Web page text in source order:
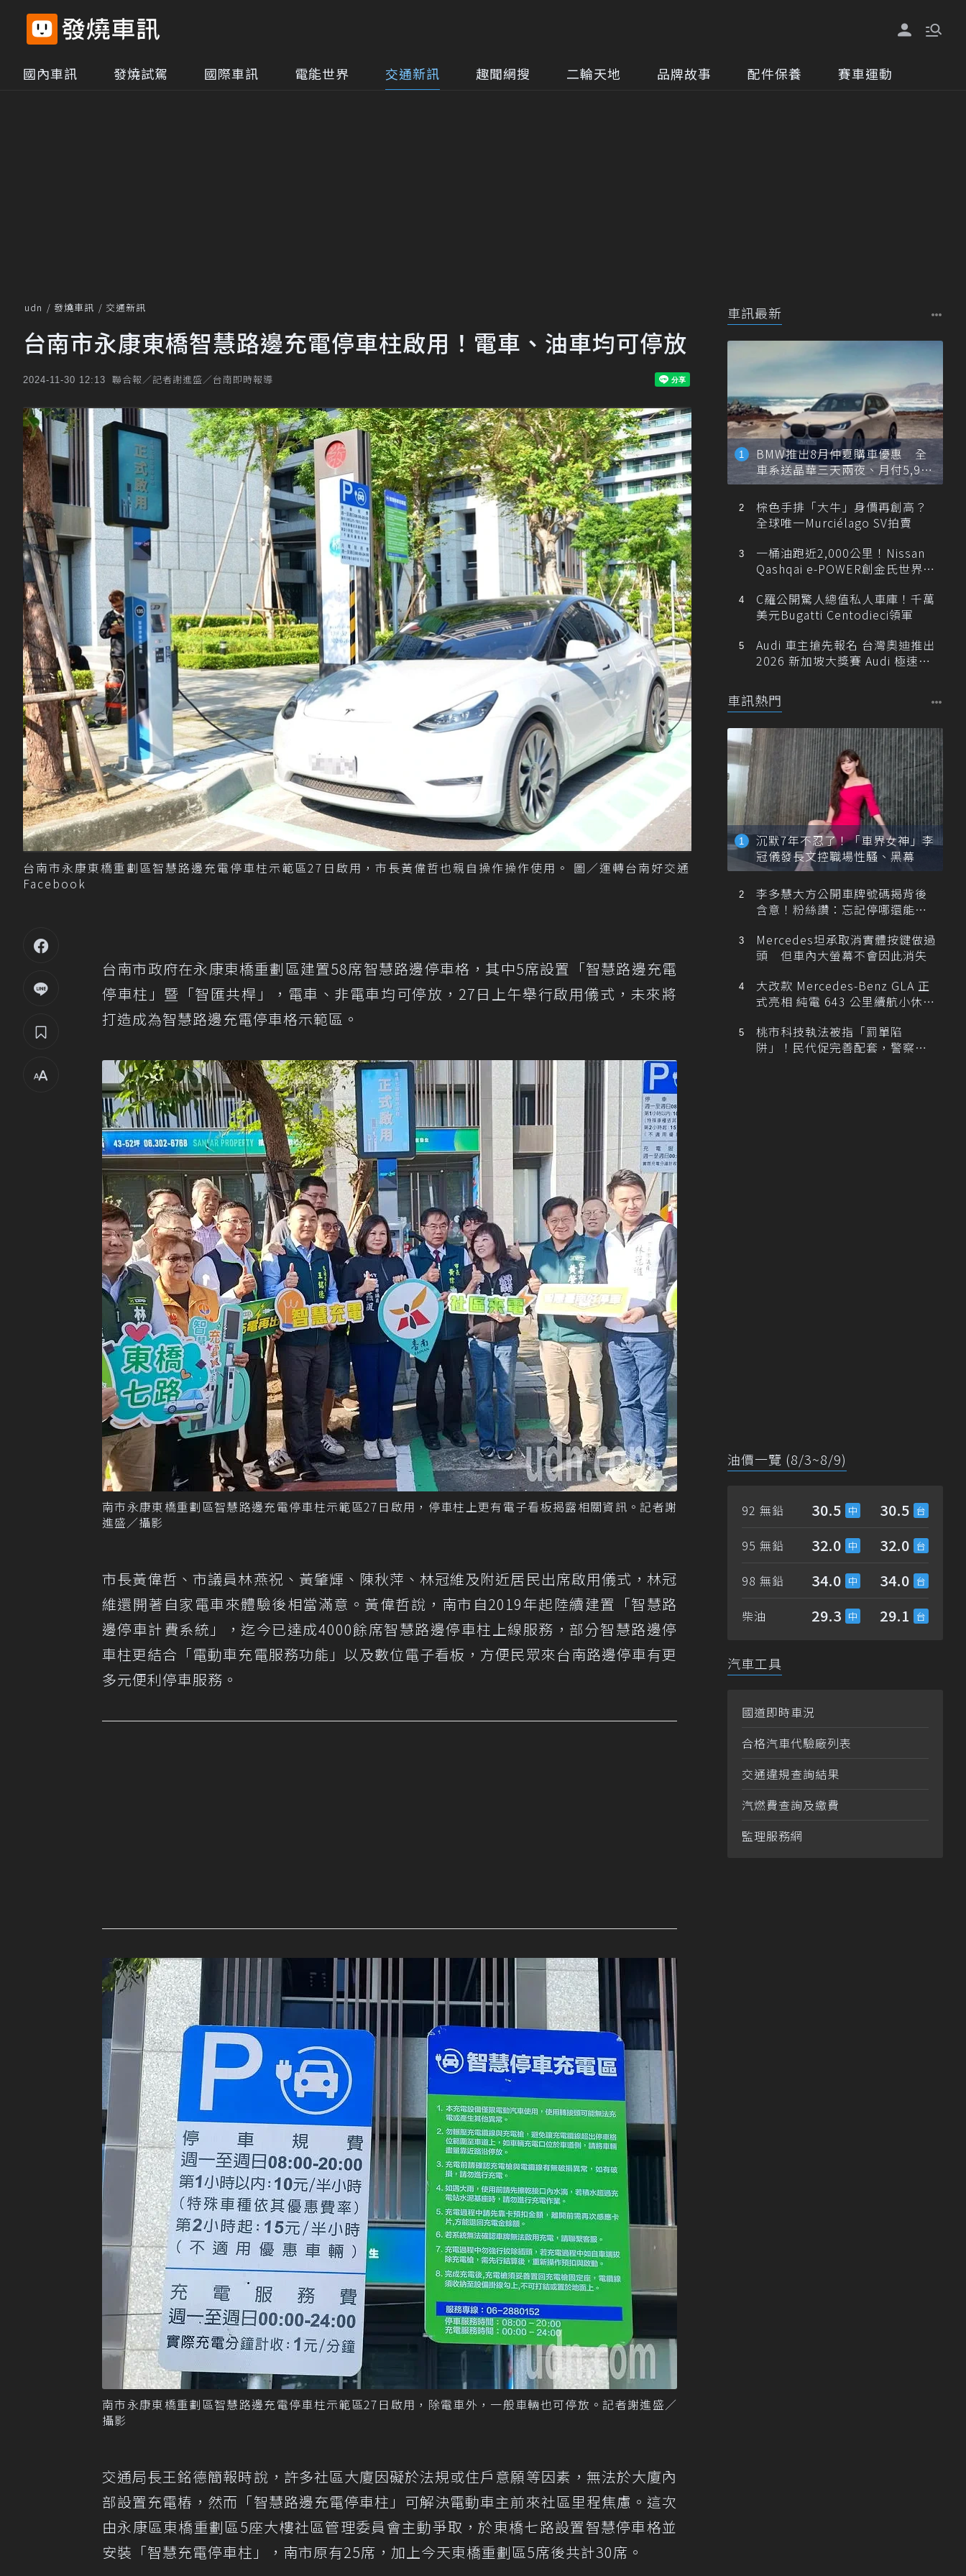
國內車訊 發燒試駕 國際車訊 電能世界 交通新訊 趣聞網搜 二輪天地 品牌故事 配件保養 賽車運動
udn 發燒車訊 交通新訊
台南市永康東橋智慧路邊充電停車柱啟用！電車、油車均可停放
2024-11-30 12:13 聯合報／記者謝進盛／台南即時報導
台南市永康東橋重劃區智慧路邊充電停車柱示範區27日啟用，市長黃偉哲也親自操作操作使用。 圖／運轉台南好交通
Facebook
台南市政府在永康東橋重劃區建置58席智慧路邊停車格，其中5席設置「智慧路邊充電
停車柱」暨「智匯共桿」，電車、非電車均可停放，27日上午舉行啟用儀式，未來將
打造成為智慧路邊充電停車格示範區。
南市永康東橋重劃區智慧路邊充電停車柱示範區27日啟用，停車柱上更有電子看板揭露相關資訊。記者謝
進盛／攝影
市長黃偉哲、市議員林燕祝、黃肇輝、陳秋萍、林冠維及附近居民出席啟用儀式，林冠
維還開著自家電車來體驗後相當滿意。黃偉哲說，南市自2019年起陸續建置「智慧路
邊停車計費系統」，迄今已達成4000餘席智慧路邊停車柱上線服務，部分智慧路邊停
車柱更結合「電動車充電服務功能」以及數位電子看板，方便民眾來台南路邊停車有更
多元便利停車服務。
南市永康東橋重劃區智慧路邊充電停車柱示範區27日啟用，除電車外，一般車輛也可停放。記者謝進盛／
攝影
交通局長王銘德簡報時說，許多社區大廈因礙於法規或住戶意願等因素，無法於大廈內
部設置充電樁，然而「智慧路邊充電停車柱」可解決電動車主前來社區里程焦慮。這次
由永康區東橋重劃區5座大樓社區管理委員會主動爭取，於東橋七路設置智慧停車格並
安裝「智慧充電停車柱」，南市原有25席，加上今天東橋重劃區5席後共計30席。
車訊最新
BMW推出8月仲夏購車優惠 全
車系送晶華三天兩夜、月付5,900
元起
棕色手排「大牛」身價再創高？
全球唯一Murciélago SV拍賣
一桶油跑近2,000公里！Nissan
Qashqai e-POWER創金氏世界紀
C羅公開驚人總值私人車庫！千萬
美元Bugatti Centodieci領軍
Audi 車主搶先報名 台灣奧迪推出
2026 新加坡大獎賽 Audi 極速之
車訊熱門
沉默7年不忍了！「車界女神」李
冠儀發長文控職場性騷、黑幕
李多慧大方公開車牌號碼揭背後
含意！粉絲讚：忘記停哪還能幫
Mercedes坦承取消實體按鍵做過
頭 但車內大螢幕不會因此消失
大改款 Mercedes-Benz GLA 正
式亮相 純電 643 公里續航小休
桃市科技執法被指「罰單陷
阱」！民代促完善配套，警察局
油價一覽 (8/3~8/9)
92 無鉛 30.5 30.5
95 無鉛 32.0 32.0
98 無鉛 34.0 34.0
柴油 29.3 29.1
汽車工具
國道即時車況
合格汽車代驗廠列表
交通違規查詢結果
汽燃費查詢及繳費
監理服務網